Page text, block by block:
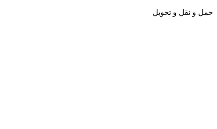
حمل و نقل و تحویل